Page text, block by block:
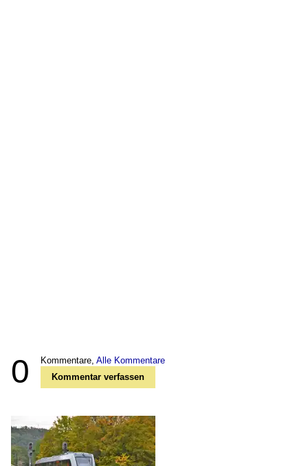
0 Kommentare, Alle Kommentare
Kommentar verfassen